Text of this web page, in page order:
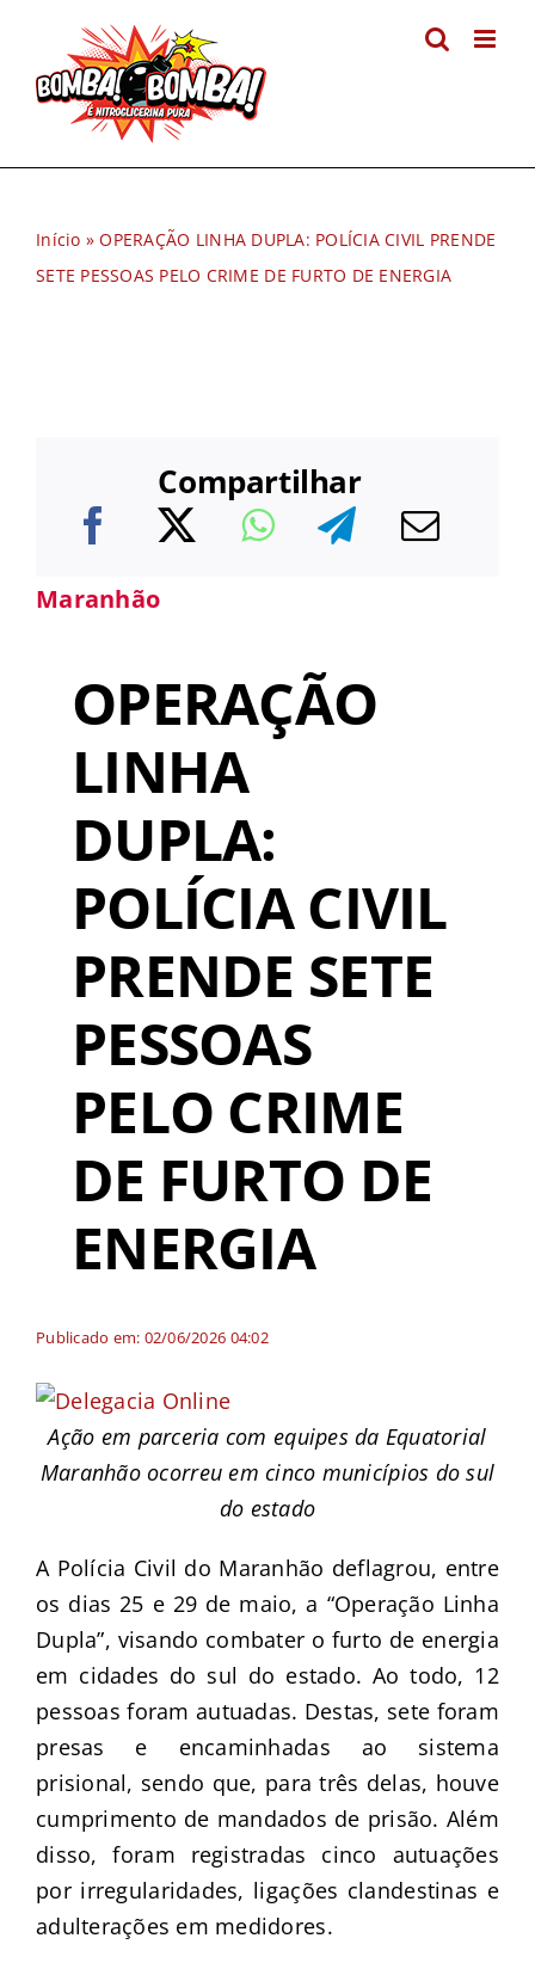
conteúdo
Início »OPERAÇÃO LINHA DUPLA: POLÍCIA CIVIL PRENDE
SETE PESSOAS PELO CRIME DE FURTO DE ENERGIA
Compartilhar
Maranhão
OPERAÇÃO
LINHA
DUPLA:
POLÍCIA CIVIL
PRENDE SETE
PESSOAS
PELO CRIME
DE FURTO DE
ENERGIA
Publicado em: 02/06/2026 04:02
Ação em parceria com equipes da Equatorial
Maranhão ocorreu em cinco municípios do sul
do estado
A Polícia Civil do Maranhão deflagrou, entre
os dias 25 e 29 de maio, a “Operação Linha
Dupla”, visando combater o furto de energia
em cidades do sul do estado. Ao todo, 12
pessoas foram autuadas. Destas, sete foram
presas e encaminhadas ao sistema
prisional, sendo que, para três delas, houve
cumprimento de mandados de prisão. Além
disso, foram registradas cinco autuações
por irregularidades, ligações clandestinas e
adulterações em medidores.